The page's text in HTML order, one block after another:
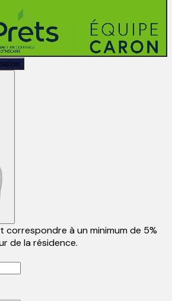
correspondre à un minimum de 5%
de la résidence.